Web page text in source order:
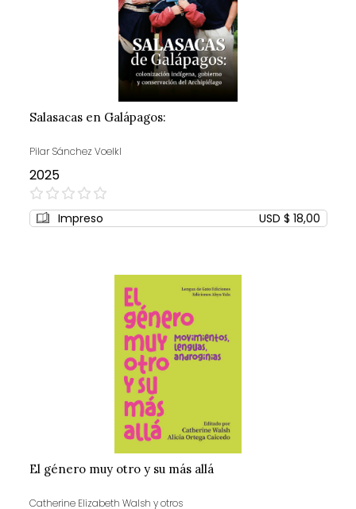
Salasacas en Galápagos:
Pilar Sánchez Voelkl
2025
0%
Impreso USD $ 18,00
El género muy otro y su más allá
Catherine Elizabeth Walsh y otros